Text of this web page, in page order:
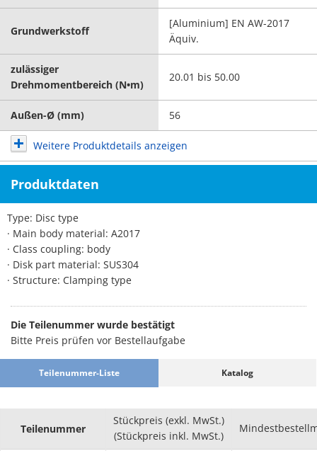
Grundwerkstoff
[Aluminium] EN AW-2017
Äquiv.
zulässiger
Drehmomentbereich (N•m)
20.01 bis 50.00
Außen-Ø (mm) 56
Weitere Produktdetails anzeigen
Produktdaten
Type: Disc type
· Main body material: A2017
· Class coupling: body
· Disk part material: SUS304
· Structure: Clamping type
Die Teilenummer wurde bestätigt
Bitte Preis prüfen vor Bestellaufgabe
Teilenummer-Liste Katalog
Teilenummer
Stückpreis (exkl. MwSt.)
(Stückpreis inkl. MwSt.)